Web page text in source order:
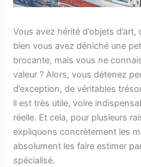
Vous avez hérité d’objets
bien vous avez déniché une
brocante, mais vous ne
valeur ? Alors, vous détenez
d’exception, de véritables
il est très utile, voire
réelle. Et cela, pour plusieurs
expliquons concrètement les
absolument les faire estimer
spécialisé.